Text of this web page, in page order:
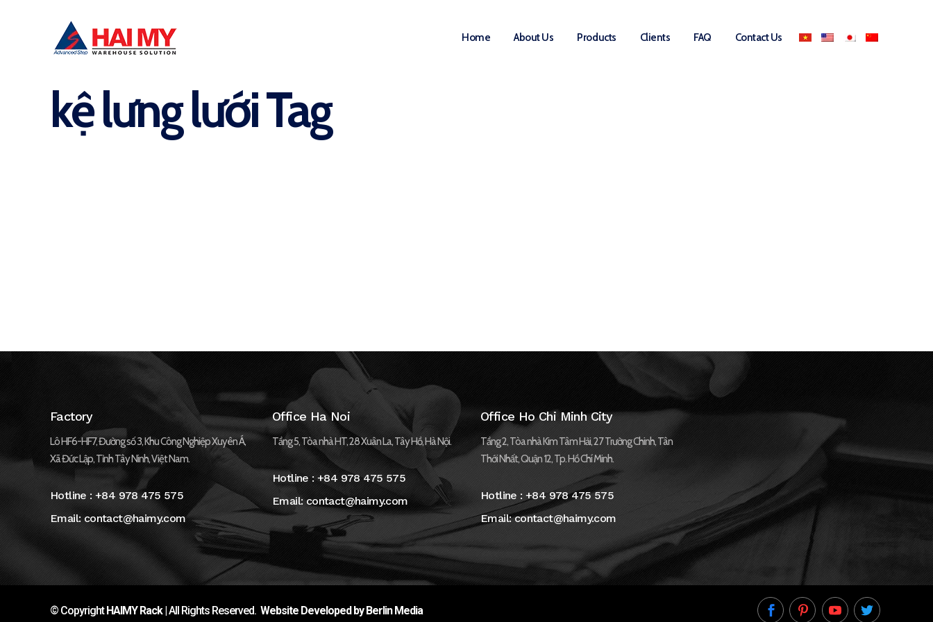
Home About Us Products Clients FAQ Contact Us
kệ lưng lưới Tag
Factory
Lô HF6-HF7, Đường số 3, Khu Công Nghiệp Xuyên Á,
Xã Đức Lập, Tỉnh Tây Ninh, Việt Nam.
Hotline :+84 978 475 575
Email:contact@haimy.com
Office Ha Noi
Tầng 5, Tòa nhà HT, 28 Xuân La, Tây Hồ, Hà Nội.
Hotline :+84 978 475 575
Email:contact@haimy.com
Office Ho Chi Minh City
Tầng 2, Tòa nhà Kim Tâm Hải, 27 Trường Chinh, Tân
Thới Nhất, Quận 12, Tp. Hồ Chí Minh.
Hotline :+84 978 475 575
Email:contact@haimy.com
© CopyrightHAIMY Rack| All Rights Reserved. Website Developed by Berlin Media